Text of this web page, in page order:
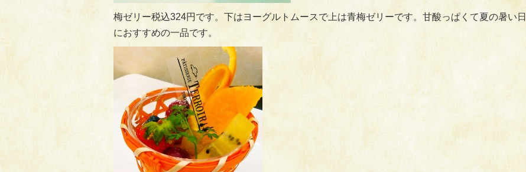
梅ゼリー税込324円です。下はヨーグルトムースで上は青梅ゼリーです。甘酸っぱくて夏の暑い日
におすすめの一品です。